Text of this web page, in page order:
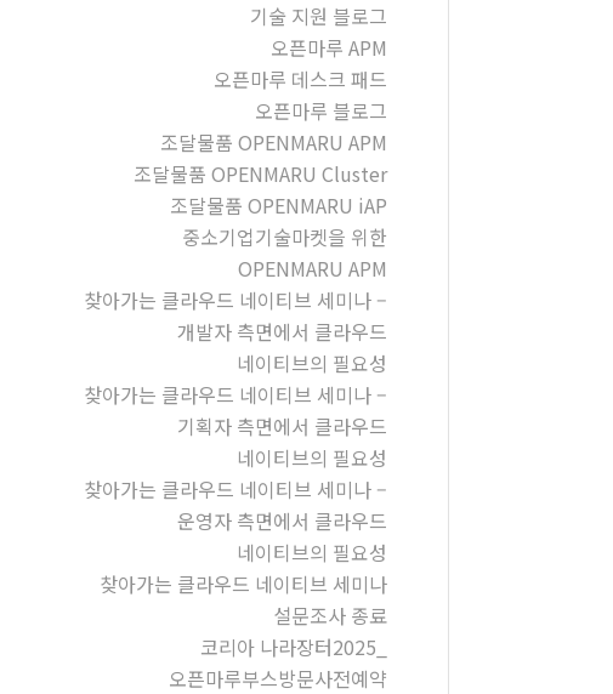
기술 지원 블로그
오픈마루 APM
오픈마루 데스크 패드
오픈마루 블로그
조달물품 OPENMARU APM
조달물품 OPENMARU Cluster
조달물품 OPENMARU iAP
중소기업기술마켓을 위한
OPENMARU APM
찾아가는 클라우드 네이티브 세미나 –
개발자 측면에서 클라우드
네이티브의 필요성
찾아가는 클라우드 네이티브 세미나 –
기획자 측면에서 클라우드
네이티브의 필요성
찾아가는 클라우드 네이티브 세미나 –
운영자 측면에서 클라우드
네이티브의 필요성
찾아가는 클라우드 네이티브 세미나
설문조사 종료
코리아 나라장터2025_
오픈마루부스방문사전예약